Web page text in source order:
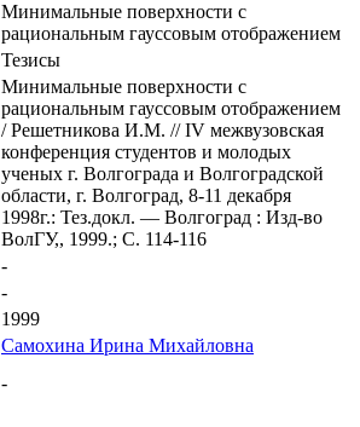
Минимальные поверхности с
рациональным гауссовым отображением
Тезисы
Минимальные поверхности с
рациональным гауссовым отображением
/ Решетникова И.М. // IV межвузовская
конференция студентов и молодых
ученых г. Волгограда и Волгоградской
области, г. Волгоград, 8-11 декабря
1998г.: Тез.докл. — Волгоград : Изд-во
ВолГУ,, 1999.; С. 114-116
-
-
1999
Самохина Ирина Михайловна
-